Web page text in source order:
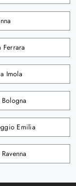
Imola
Emilia